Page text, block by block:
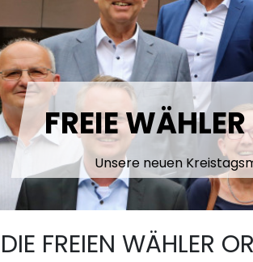
DIE FREIEN WÄHLER